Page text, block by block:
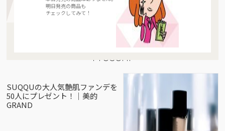
明日発売の商品も
チェックしてみて！
Present
SUQQUの大人気艶肌ファンデを
50人にプレゼント！｜美的
GRAND